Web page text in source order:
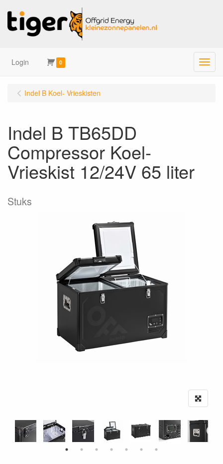
Login 0 Menu
Indel B Koel- Vrieskisten
Indel B TB65DD
Compressor Koel-
Vrieskist 12/24V 65 liter
Stuks